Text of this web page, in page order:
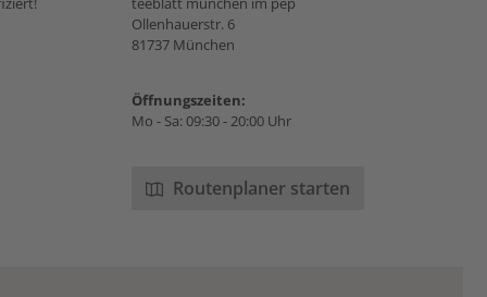
Ollenhauerstr. 6
81737 München
Öffnungszeiten:
Mo - Sa: 09:30 - 20:00 Uhr
Routenplaner starten